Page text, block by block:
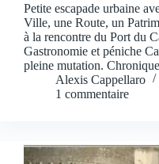
Petite escapade urbaine
Ville, une Route, un
à la rencontre du Port du
Gastronomie et péniche
pleine mutation.
Alexis Cappellaro
1 commentaire